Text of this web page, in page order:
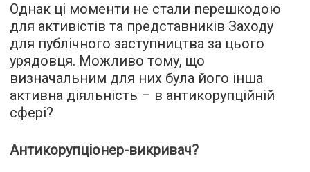
Однак ці моменти не стали перешкодою
для активістів та представників Заходу
для публічного заступництва за цього
урядовця. Можливо тому, що
визначальним для них була його інша
активна діяльність – в антикорупційній
сфері?
Антикорупціонер-викривач?